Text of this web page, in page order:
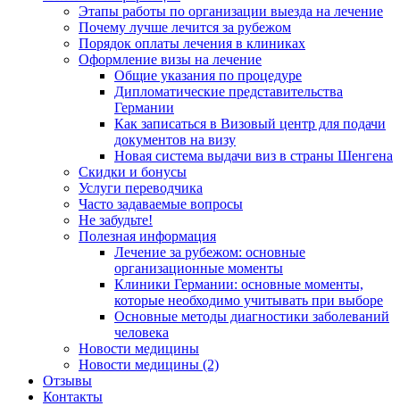
Этапы работы по организации выезда на лечение
Почему лучше лечится за рубежом
Порядок оплаты лечения в клиниках
Оформление визы на лечение
Общие указания по процедуре
Дипломатические представительства
Германии
Как записаться в Визовый центр для подачи
документов на визу
Новая система выдачи виз в страны Шенгена
Скидки и бонусы
Услуги переводчика
Часто задаваемые вопросы
Не забудьте!
Полезная информация
Лечение за рубежом: основные
организационные моменты
Клиники Германии: основные моменты,
которые необходимо учитывать при выборе
Основные методы диагностики заболеваний
человека
Новости медицины
Новости медицины (2)
Отзывы
Контакты